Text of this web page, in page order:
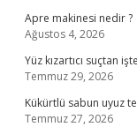
Apre makinesi nedir ?
Ağustos 4, 2026
Yüz kızartıcı suçtan
Temmuz 29, 2026
Kükürtlü sabun uyuz
Temmuz 27, 2026